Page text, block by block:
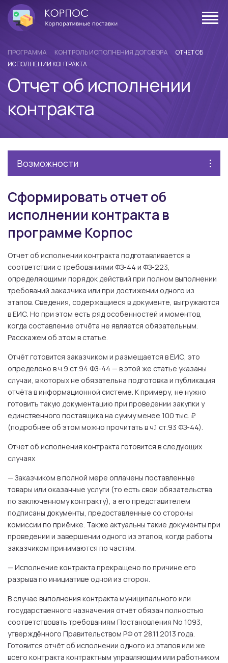
ПРОГРАММА КОНТРОЛЬ ИСПОЛНЕНИЯ ДОГОВОРА
ОТЧЕТ ОБ
ИСПОЛНЕНИИ КОНТРАКТА
Отчет об исполнении
контракта
Возможности
Сформировать отчет об
исполнении контракта в
программе Корпос
Отчет об исполнении контракта подготавливается в
соответствии с требованиями ФЗ-44 и ФЗ-223,
определяющими порядок действий при полном выполнении
требований заказчика или при достижении одного из
этапов. Сведения, содержащиеся в документе, выгружаются
в ЕИС. Но при этом есть ряд особенностей и моментов,
когда составление отчёта не является обязательным.
Расскажем об этом в статье.
Отчёт готовится заказчиком и размещается в ЕИС, это
определено в ч.9 ст.94 ФЗ-44 — в этой же статье указаны
случаи, в которых не обязательна подготовка и публикация
отчёта в информационной системе. К примеру, не нужно
готовить такую документацию при проведении закупки у
единственного поставщика на сумму менее 100 тыс. ₽
(подробнее об этом можно прочитать в ч.1 ст.93 ФЗ-44).
Отчет об исполнения контракта готовится в следующих
случаях
— Заказчиком в полной мере оплачены поставленные
товары или оказанные услуги (то есть свои обязательства
по заключенному контракту), а его представителем
подписаны документы, предоставленные со стороны
комиссии по приёмке. Также актуальны такие документы при
проведении и завершении одного из этапов, когда работы
заказчиком принимаются по частям.
— Исполнение контракта прекращено по причине его
разрыва по инициативе одной из сторон.
В случае выполнения контракта муниципального или
государственного назначения отчёт обязан полностью
соответствовать требованиям Постановления No 1093,
утверждённого Правительством РФ от 28.11.2013 года.
Готовится отчёт об исполнении одного из этапов или же
всего контракта контрактным управляющим или работником